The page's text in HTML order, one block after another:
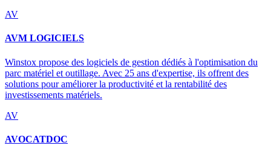
AV
AVM LOGICIELS
Winstox propose des logiciels de gestion dédiés à l'optimisation du
parc matériel et outillage. Avec 25 ans d'expertise, ils offrent des
solutions pour améliorer la productivité et la rentabilité des
investissements matériels.
AV
AVOCATDOC